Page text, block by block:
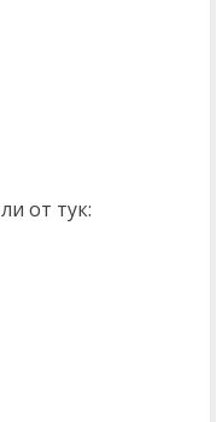
от тук: